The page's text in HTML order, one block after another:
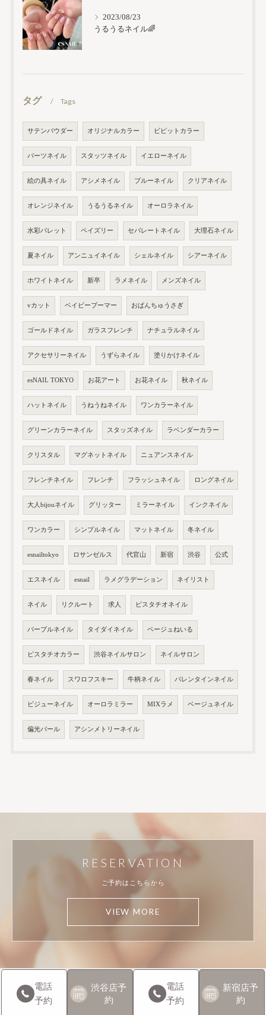
2023/08/23
うるうるネイル🌈
タグ Tags
サテンパウダー オリジナルカラー ビビットカラー
パーツネイル スタッツネイル イエローネイル
絵の具ネイル アシメネイル ブルーネイル クリアネイル
オレンジネイル うるうるネイル オーロラネイル
水彩パレット ペイズリー セパレートネイル 大理石ネイル
夏ネイル アンニュイネイル シェルネイル シアーネイル
ホワイトネイル 新卒 ラメネイル メンズネイル
vカット ベイビーブーマー おぱんちゅうさぎ
ゴールドネイル ガラスフレンチ ナチュラルネイル
アクセサリーネイル うずらネイル 塗りかけネイル
esNAIL TOKYO お花アート お花ネイル 秋ネイル
ハットネイル うねうねネイル ワンカラーネイル
グリーンカラーネイル スタッズネイル ラベンダーカラー
クリスタル マグネットネイル ニュアンスネイル
フレンチネイル フレンチ フラッシュネイル ロングネイル
大人bijouネイル グリッター ミラーネイル インクネイル
ワンカラー シンプルネイル マットネイル 冬ネイル
esnailtokyo ロサンゼルス 代官山 新宿 渋谷 公式
エスネイル esnail ラメグラデーション ネイリスト
ネイル リクルート 求人 ピスタチオネイル
パープルネイル タイダイネイル ベージュねいる
ピスタチオカラー 渋谷ネイルサロン ネイルサロン
春ネイル スワロフスキー 牛柄ネイル バレンタインネイル
ビジューネイル オーロラミラー MIXラメ ベージュネイル
偏光パール アシンメトリーネイル
ご予約はこちらから
RESERVATION
VIEW MORE
電話
予約
渋谷店予
約
電話
予約
新宿店予
約